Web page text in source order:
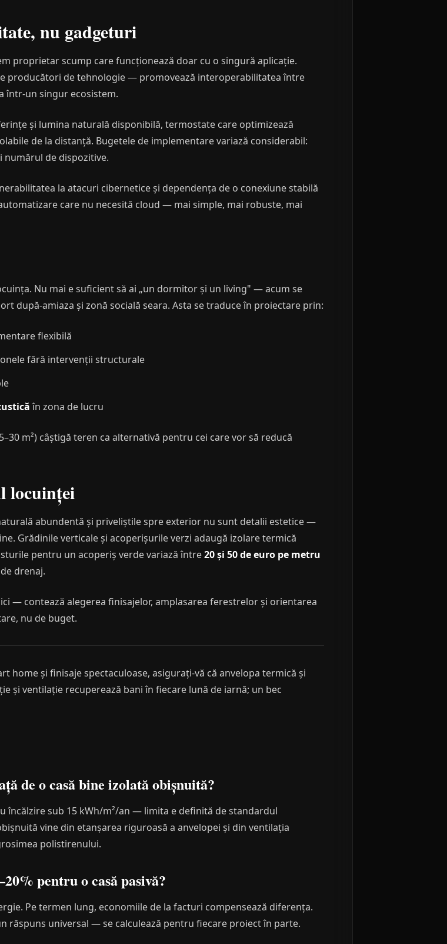
nu gadgeturi
proprietar scump care funcționează doar cu o singură aplicație.
producători de tehnologie — promovează interoperabilitatea între
într-un singur ecosistem.
și lumina naturală disponibilă, termostate care optimizează
de la distanță. Bugetele de implementare variază considerabil:
de dispozitive.
la atacuri cibernetice și dependența de o conexiune stabilă
care nu necesită cloud — mai simple, mai robuste, mai
Nu mai e suficient să ai „un dormitor și un living" — acum se
după-amiaza și zonă socială seara. Asta se traduce în proiectare prin:
flexibilă
fără intervenții structurale
în zona de lucru
m²) câștigă teren ca alternativă pentru cei care vor să reducă
locuinței
abundentă și priveliștile spre exterior nu sunt detalii estetice —
Grădinile verticale și acoperișurile verzi adaugă izolare termică
pentru un acoperiș verde variază între20 și 50 de euro pe metru
drenaj.
— contează alegerea finisajelor, amplasarea ferestrelor și orientarea
nu de buget.
home și finisaje spectaculoase, asigurați-vă că anvelopa termică și
și ventilație recuperează bani în fiecare lună de iarnă; un bec
de o casă bine izolată obișnuită?
încălzire sub 15 kWh/m²/an — limita e definită de standardul
vine din etanșarea riguroasă a anvelopei și din ventilația
polistirenului.
pentru o casă pasivă?
Pe termen lung, economiile de la facturi compensează diferența.
răspuns universal — se calculează pentru fiecare proiect în parte.